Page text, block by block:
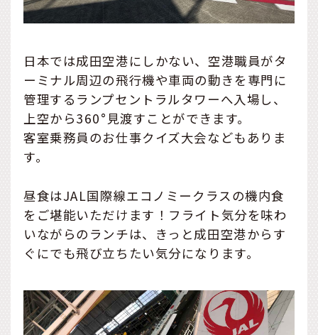
日本では成田空港にしかない、空港職員がタ
ーミナル周辺の飛行機や車両の動きを専門に
管理するランプセントラルタワーへ入場し、
上空から360°見渡すことができます。
客室乗務員のお仕事クイズ大会などもありま
す。
昼食はJAL国際線エコノミークラスの機内食
をご堪能いただけます！フライト気分を味わ
いながらのランチは、きっと成田空港からす
ぐにでも飛び立ちたい気分になります。